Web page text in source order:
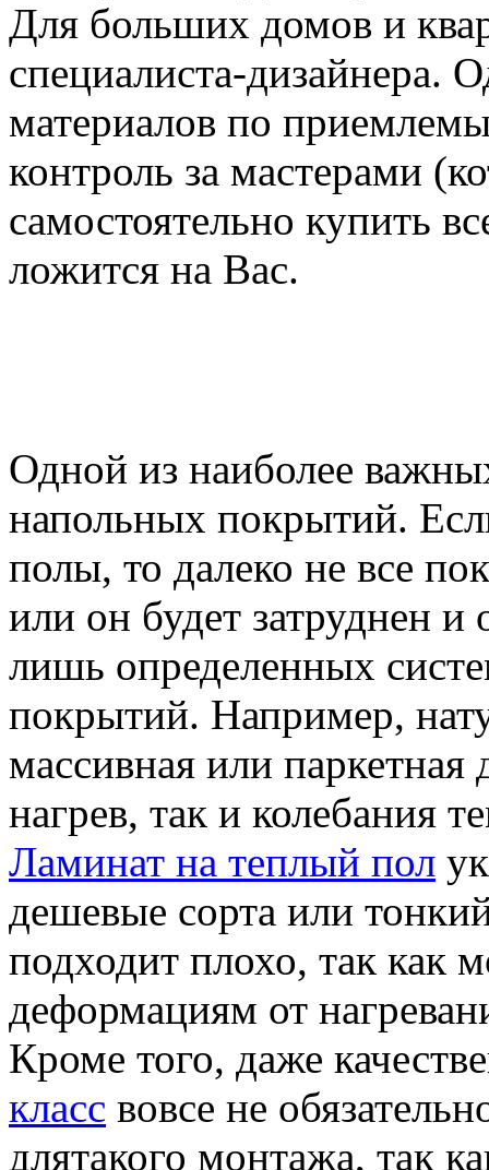
Для больших домов и
специалиста-дизайнера.
материалов по
контроль за мастерами
самостоятельно купить
ложится на Вас.
Одной из наиболее
напольных покрытий.
полы, то далеко не все
или он будет затруднен и
лишь определенных
покрытий. Например,
массивная или паркетная
нагрев, так и колебания
Ламинат на теплый пол
дешевые сорта или
подходит плохо, так как
деформациям от
Кроме того, даже
класс вовсе не
длятакого монтажа, так